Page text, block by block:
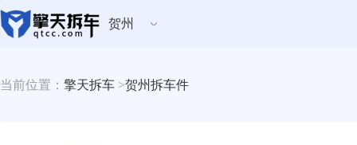
贺州
当前位置： 擎天拆车 >贺州拆车件